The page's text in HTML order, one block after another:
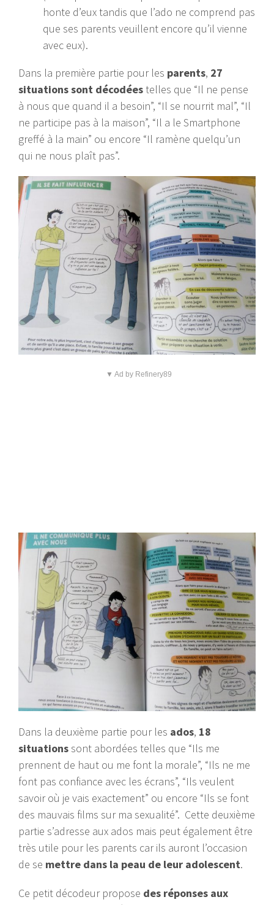
honte d’eux tandis que l’ado ne comprend pas
que ses parents veuillent encore qu’il vienne
avec eux).
Dans la première partie pour les parents, 27
situations sont décodéestelles que “Il ne pense
à nous que quand il a besoin”, “Il se nourrit mal”, “Il
ne participe pas à la maison”, “Il a le Smartphone
greffé à la main” ou encore “Il ramène quelqu’un
qui ne nous plaît pas”.
▼ Ad by Refinery89
Dans la deuxième partie pour les ados, 18
situationssont abordées telles que “Ils me
prennent de haut ou me font la morale”, “Ils ne me
font pas confiance avec les écrans”, “Ils veulent
savoir où je vais exactement” ou encore “Ils se font
des mauvais films sur ma sexualité”. Cette deuxième
partie s’adresse aux ados mais peut également être
très utile pour les parents car ils auront l’occasion
de se mettre dans la peau de leur adolescent.
Ce petit décodeur propose des réponses aux